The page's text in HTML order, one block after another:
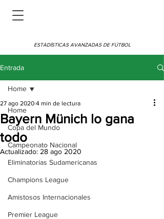
ESTADÍSTICAS AVANZADAS DE FÚTBOL
Entrada
Home
Copa del Mundo
Campeonato Nacional
Eliminatorias Sudamericanas
Champions League
Amistosos Internacionales
Premier League
Home
Bayern Münich lo gana
todo
27 ago 2020 4 min de lectura
Actualizado: 28 ago 2020